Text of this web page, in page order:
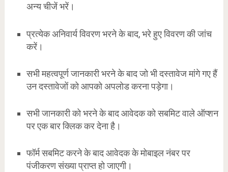
अन्य चीजें भरें।
प्रत्येक अनिवार्य विवरण भरने के बाद, भरे हुए विवरण की जांच
करें।
सभी महत्वपूर्ण जानकारी भरने के बाद जो भी दस्तावेज मांगे गए हैं
उन दस्तावेजों को आपको अपलोड करना पड़ेगा।
सभी जानकारी को भरने के बाद आवेदक को सबमिट वाले ऑप्शन
पर एक बार क्लिक कर देना है।
फॉर्म सबमिट करने के बाद आवेदक के मोबाइल नंबर पर
पंजीकरण संख्या प्राप्त हो जाएगी।